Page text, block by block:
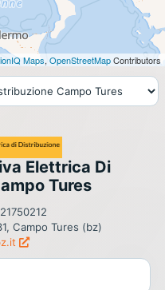
Maps, OpenStreetMapContributors
Elettrica Di
Tures
Campo Tures (bz)